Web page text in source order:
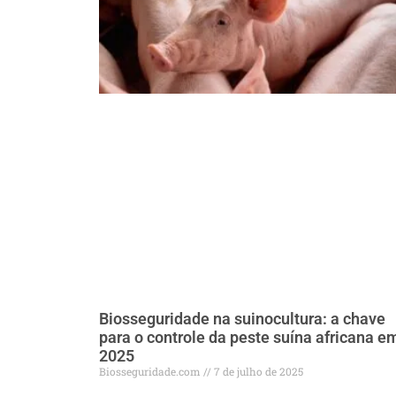
Biosseguridade na suinocultura: a chave
para o controle da peste suína africana
2025
Biosseguridade.com 7 de julho de 2025